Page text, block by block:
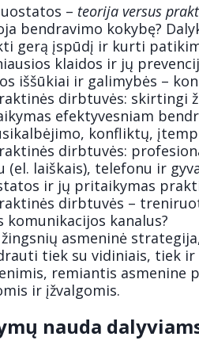
– teorija versus
bendravimo kokybę?
gerą įspūdį ir kurti
klaidos ir jų
iššūkiai ir galimybės –
dirbtuvės: skirtingi
efektyvesniam
konfliktų,
dirbtuvės:
(el. laiškais), telefonu ir
ir jų pritaikymas
dirbtuvės –
komunikacijos kanalus?
žingsnių asmeninė
tiek su vidiniais, tiek
remiantis asmenine
ir įžvalgomis.
nauda